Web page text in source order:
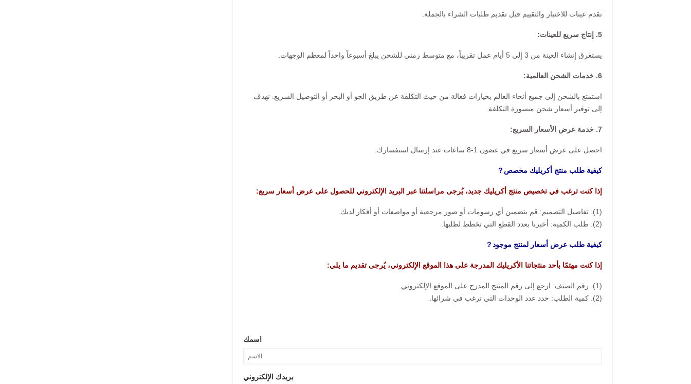
نقدم عينات للاختبار والتقييم قبل تقديم طلبات الشراء بالجملة.
5. إنتاج سريع للعينات:
يستغرق إنشاء العينة من 3 إلى 5 أيام عمل تقريباً، مع متوسط زمني للشحن يبلغ أسبوعاً واحداً لمعظم الوجهات.
6. خدمات الشحن العالمية:
استمتع بالشحن إلى جميع أنحاء العالم بخيارات فعالة من حيث التكلفة عن طريق الجو أو البحر أو التوصيل السريع. نهدف
إلى توفير أسعار شحن ميسورة التكلفة.
7. خدمة عرض الأسعار السريع:
احصل على عرض أسعار سريع في غضون 1-8 ساعات عند إرسال استفسارك.
كيفية طلب منتج أكريليك مخصص？
إذا كنت ترغب في تخصيص منتج أكريليك جديد، يُرجى مراسلتنا عبر البريد الإلكتروني للحصول على عرض أسعار سريع:
(1). تفاصيل التصميم: قم بتضمين أي رسومات أو صور مرجعية أو مواصفات أو أفكار لديك.
(2). طلب الكمية: أخبرنا بعدد القطع التي تخطط لطلبها.
كيفية طلب عرض أسعار لمنتج موجود？
إذا كنت مهتمًا بأحد منتجاتنا الأكريليك المدرجة على هذا الموقع الإلكتروني، يُرجى تقديم ما يلي:
(1). رقم الصنف: ارجع إلى رقم المنتج المدرج على الموقع الإلكتروني.
(2). كمية الطلب: حدد عدد الوحدات التي ترغب في شرائها.
اسمك
بريدك الإلكتروني